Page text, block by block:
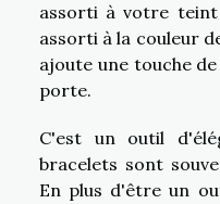
assorti à votre
assorti à la couleur
ajoute une touche
porte.
C'est un outil
bracelets sont
En plus d'être un